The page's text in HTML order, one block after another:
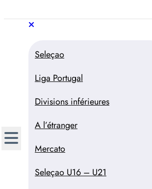
au
Trivela
L'actualité du football portugais
Seleçao
Liga Portugal
Divisions inférieures
A l’étranger
Mercato
Seleçao U16 – U21